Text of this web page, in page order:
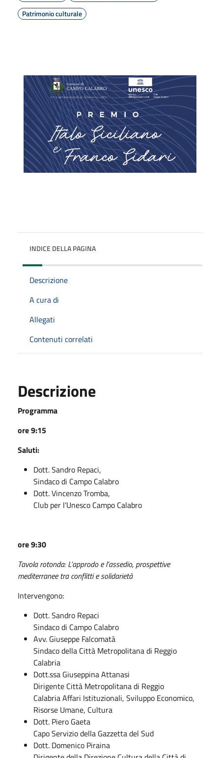
Patrimonio culturale
INDICE DELLA PAGINA
Descrizione
A cura di
Allegati
Contenuti correlati
Descrizione
Programma
ore 9:15
Saluti:
Dott. Sandro Repaci,
Sindaco di Campo Calabro
Dott. Vincenzo Tromba,
Club per l’Unesco Campo Calabro
ore 9:30
Tavola rotonda: L’approdo e l’assedio, prospettive
mediterranee tra conflitti e solidarietà
Intervengono:
Dott. Sandro Repaci
Sindaco di Campo Calabro
Avv. Giuseppe Falcomatà
Sindaco della Città Metropolitana di Reggio
Calabria
Dott.ssa Giuseppina Attanasi
Dirigente Città Metropolitana di Reggio
Calabria Affari Istituzionali, Sviluppo Economico,
Risorse Umane, Cultura
Dott. Piero Gaeta
Capo Servizio della Gazzetta del Sud
Dott. Domenico Piraina